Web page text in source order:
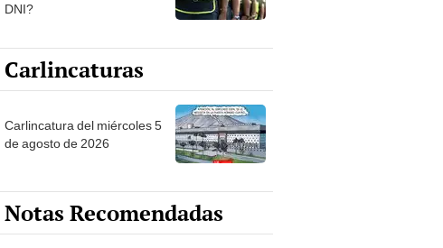
DNI?
Carlincaturas
Carlincatura del miércoles 5
de agosto de 2026
Notas Recomendadas